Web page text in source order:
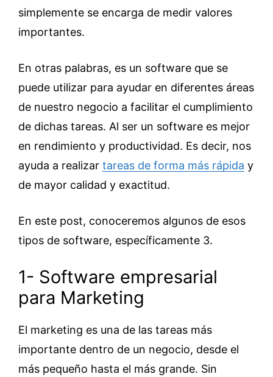
simplemente se encarga de medir valores
importantes.
En otras palabras, es un software que se
puede utilizar para ayudar en diferentes áreas
de nuestro negocio a facilitar el cumplimiento
de dichas tareas. Al ser un software es mejor
en rendimiento y productividad. Es decir, nos
ayuda a realizar tareas de forma más rápida y
de mayor calidad y exactitud.
En este post, conoceremos algunos de esos
tipos de software, específicamente 3.
1- Software empresarial
para Marketing
El marketing es una de las tareas más
importante dentro de un negocio, desde el
más pequeño hasta el más grande. Sin